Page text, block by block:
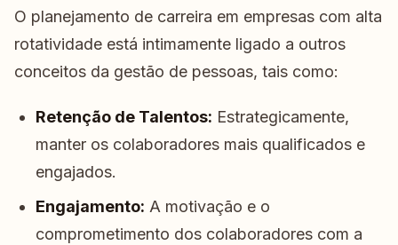
O planejamento de carreira em empresas com alta
rotatividade está intimamente ligado a outros
conceitos da gestão de pessoas, tais como:
Retenção de Talentos: Estrategicamente,
manter os colaboradores mais qualificados e
engajados.
Engajamento: A motivação e o
comprometimento dos colaboradores com a